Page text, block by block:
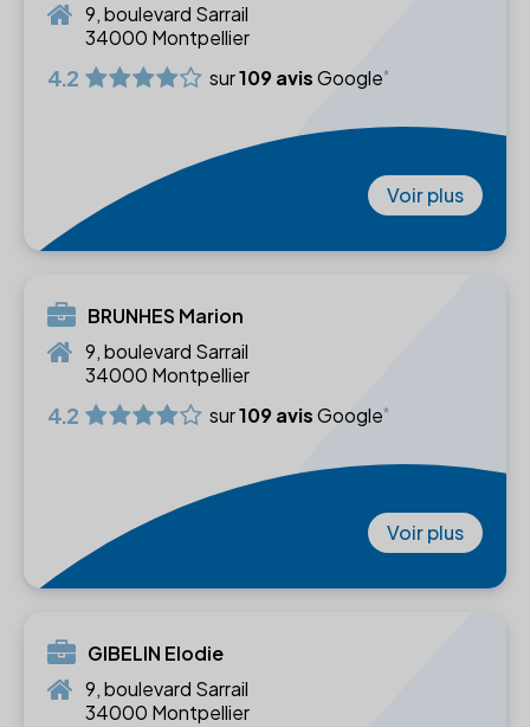
9, boulevard Sarrail
34000 Montpellier
4.2 sur109 avisGoogle
Voir plus
BRUNHES Marion
9, boulevard Sarrail
34000 Montpellier
4.2 sur109 avisGoogle
Voir plus
GIBELIN Elodie
9, boulevard Sarrail
34000 Montpellier